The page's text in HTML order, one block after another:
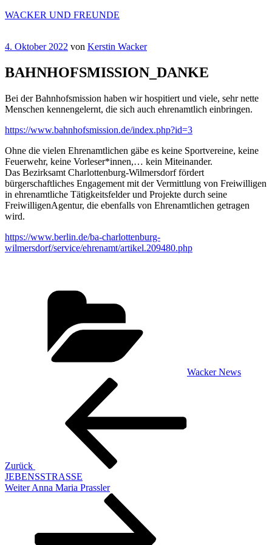
Zum
WACKER UND FREUNDE
Veröffentlicht
4. Oktober 2022 von Kerstin Wacker
BAHNHOFSMISSION_DANKE
Bei der Bahnhofsmission haben wir hospitiert und viele, sehr nette
Menschen kennengelernt, die sich auch ehrenamtlich einbringen.
https://www.bahnhofsmission.de/index.php?id=3
Ohne die vielen Ehrenamtlichen gäbe es keine Sportvereine, keine
Feuerwehr, keine Vorleser*innen,… kein Miteinander.
Das Bezirksamt Charlottenburg-Wilmersdorf fördert
bürgerschaftliches Engagement mit der Vermittlung von Freiwilligen
in ehrenamtliche Tätigkeitsfelder und Projekte durch seine
FreiwilligenAgentur, die ebenfalls von Ehrenamtlichen getragen
wird.
https://www.berlin.de/ba-charlottenburg-
wilmersdorf/service/ehrenamt/artikel.209480.php
Wacker News
Beitragsnavigation
Zurück
JEBENSSTRASSE
Nächster
Weiter Anna Maria Prassler